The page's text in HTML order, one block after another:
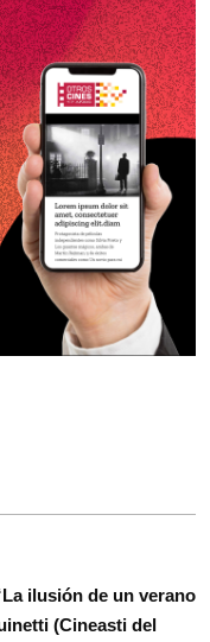
ilusión de un verano
(Cineasti del